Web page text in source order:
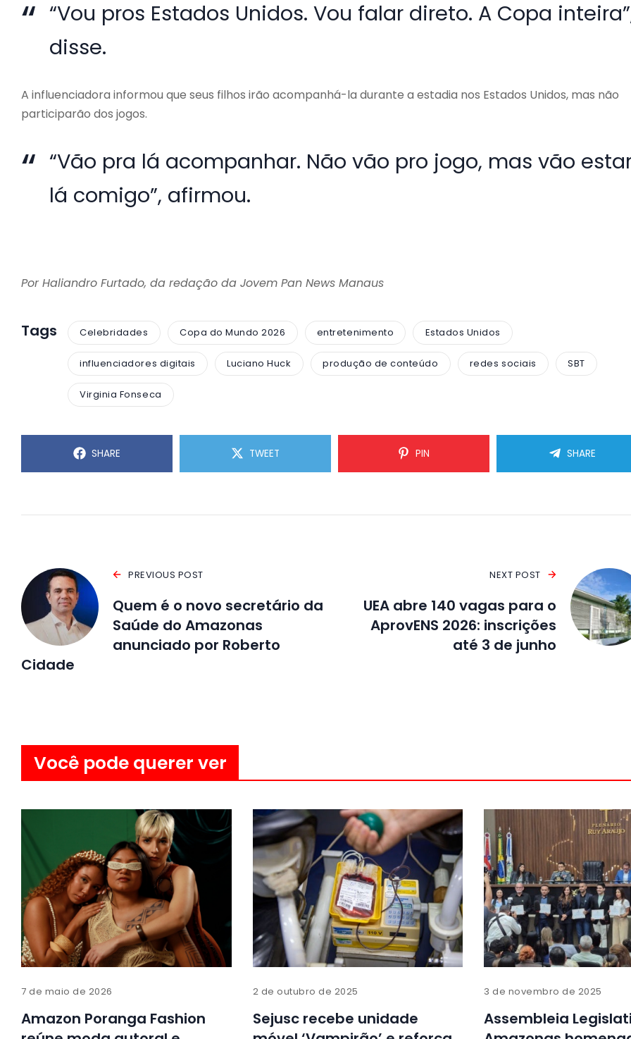
“Vou pros Estados Unidos. Vou falar direto. A Copa
disse.
A influenciadora informou que seus filhos irão acompanhá-la durante a estadia nos Estados Unidos, mas não
participarão dos jogos.
“Vão pra lá acompanhar. Não vão pro jogo, mas vão
lá comigo”, afirmou.
Por Haliandro Furtado, da redação da Jovem Pan News Manaus
Tags Celebridades Copa do Mundo 2026 entretenimento Estados Unidos
influenciadores digitais Luciano Huck produção de conteúdo redes sociais SBT
Virginia Fonseca
SHARE TWEET PIN SHARE
PREVIOUS POST
Quem é o novo secretário da
Saúde do Amazonas
anunciado por Roberto
Cidade
NEXT POST
UEA abre 140 vagas para o
AprovENS 2026: inscrições
até 3 de junho
Você pode querer ver
7 de maio de 2026
Amazon Poranga Fashion
2 de outubro de 2025
Sejusc recebe unidade
3 de novembro de 2025
Assembleia